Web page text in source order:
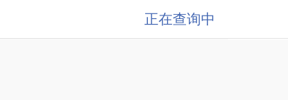
正在查询中